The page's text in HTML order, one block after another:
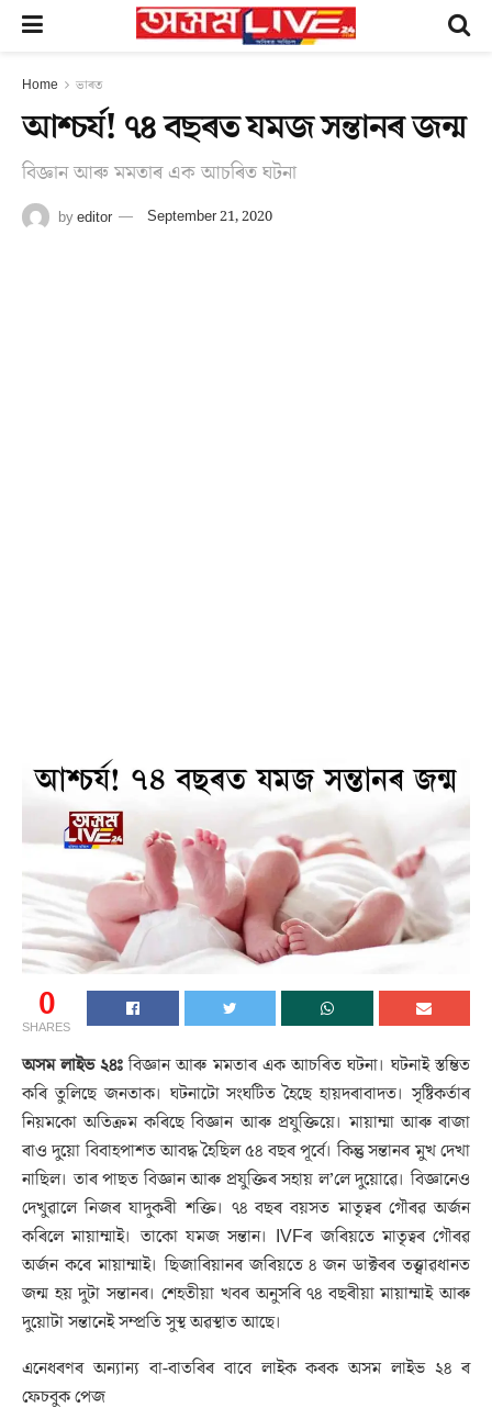
Home ভাৰত
আশ্চৰ্য! ৭৪ বছৰত যমজ সন্তানৰ জন্ম
বিজ্ঞান আৰু মমতাৰ এক আচৰিত ঘটনা
byeditor September 21, 2020
0
SHARES
অসম লাইভ ২৪ঃবিজ্ঞান আৰু মমতাৰ এক আচৰিত ঘটনা। ঘটনাই স্তম্ভিত
কৰি তুলিছে জনতাক। ঘটনাটো সংঘটিত হৈছে হায়দৰাবাদত। সৃষ্টিকৰ্তাৰ
নিয়মকো অতিক্ৰম কৰিছে বিজ্ঞান আৰু প্ৰযুক্তিয়ে। মায়াম্মা আৰু ৰাজা
ৰাও দুয়ো বিবাহপাশত আবদ্ধ হৈছিল ৫৪ বছৰ পূৰ্বে। কিন্তু সন্তানৰ মুখ দেখা
নাছিল। তাৰ পাছত বিজ্ঞান আৰু প্ৰযুক্তিৰ সহায় ল’লে দুয়োৱে। বিজ্ঞানেও
দেখুৱালে নিজৰ যাদুকৰী শক্তি। ৭৪ বছৰ বয়সত মাতৃত্বৰ গৌৰৱ অৰ্জন
কৰিলে মায়াম্মাই। তাকো যমজ সন্তান। IVFৰ জৰিয়তে মাতৃত্বৰ গৌৰৱ
অৰ্জন কৰে মায়াম্মাই। ছিজাৰিয়ানৰ জৰিয়তে ৪ জন ডাক্টৰৰ তত্ত্বাৱধানত
জন্ম হয় দুটা সন্তানৰ। শেহতীয়া খবৰ অনুসৰি ৭৪ বছৰীয়া মায়াম্মাই আৰু
দুয়োটা সন্তানেই সম্প্ৰতি সুস্থ অৱস্থাত আছে।
এনেধৰণৰ অন্যান্য বা-বাতৰিৰ বাবে লাইক কৰক অসম লাইভ ২৪ ৰ
ফেচবুক পেজ